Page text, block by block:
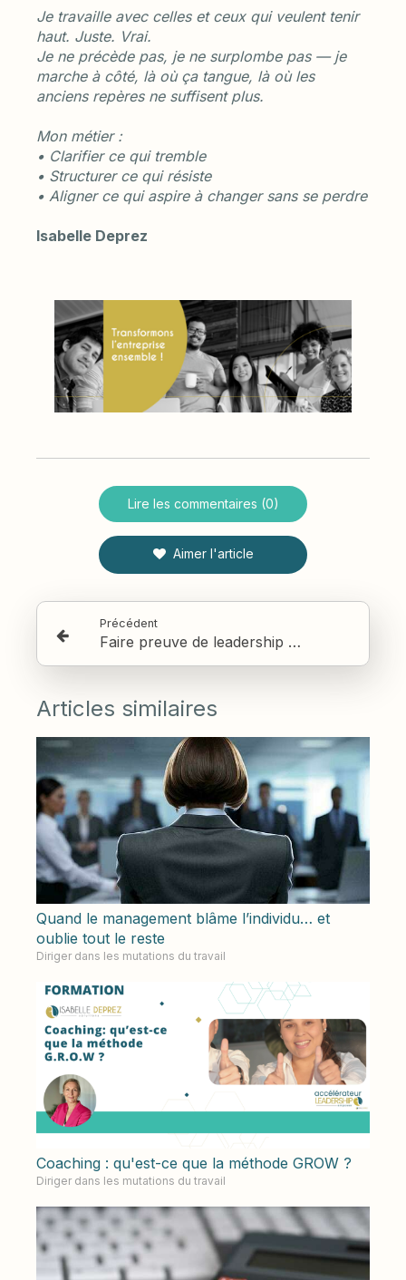
Je travaille avec celles et ceux qui veulent tenir
haut. Juste. Vrai.
Je ne précède pas, je ne surplombe pas — je
marche à côté, là où ça tangue, là où les
anciens repères ne suffisent plus.
Mon métier :
• Clarifier ce qui tremble
• Structurer ce qui résiste
• Aligner ce qui aspire à changer sans se perdre
Isabelle Deprez
Lire les commentaires (0)
Aimer l'article
Précédent
Faire preuve de leadership dans les épreuves
Articles similaires
Quand le management blâme l’individu… et
oublie tout le reste
Diriger dans les mutations du travail
Coaching : qu'est-ce que la méthode GROW ?
Diriger dans les mutations du travail